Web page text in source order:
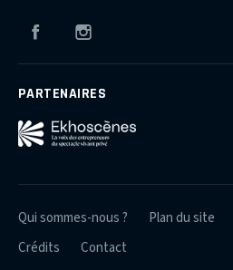
Facebook
PARTENAIRES
Qui sommes-nous ? Plan du site
Crédits
Contact